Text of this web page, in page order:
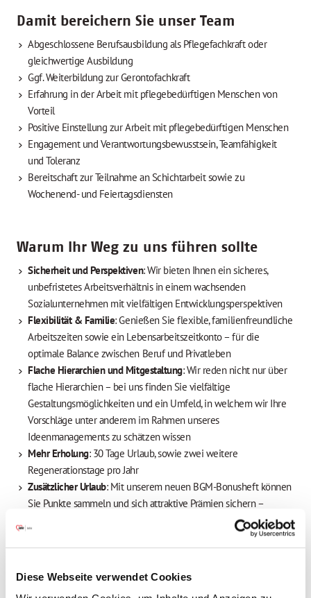
Diese Webseite verwendet Cookies
Damit bereichern Sie unser Team
Abgeschlossene Berufsausbildung als Pflegefachkraft oder
gleichwertige Ausbildung
Ggf. Weiterbildung zur Gerontofachkraft
Erfahrung in der Arbeit mit pflegebedürftigen Menschen von
Vorteil
Positive Einstellung zur Arbeit mit pflegebedürftigen Menschen
Engagement und Verantwortungsbewusstsein, Teamfähigkeit
und Toleranz
Bereitschaft zur Teilnahme an Schichtarbeit sowie zu
Wochenend- und Feiertagsdiensten
Warum Ihr Weg zu uns führen sollte
Sicherheit und Perspektiven: Wir bieten Ihnen ein sicheres,
unbefristetes Arbeitsverhältnis in einem wachsenden
Sozialunternehmen mit vielfältigen Entwicklungsperspektiven
Flexibilität & Familie: Genießen Sie flexible, familienfreundliche
Arbeitszeiten sowie ein Lebensarbeitszeitkonto – für die
optimale Balance zwischen Beruf und Privatleben
Flache Hierarchien und Mitgestaltung: Wir reden nicht nur über
flache Hierarchien – bei uns finden Sie vielfältige
Gestaltungsmöglichkeiten und ein Umfeld, in welchem wir Ihre
Vorschläge unter anderem im Rahmen unseres
Ideenmanagements zu schätzen wissen
Mehr Erholung: 30 Tage Urlaub, sowie zwei weitere
Regenerationstage pro Jahr
Zusätzlicher Urlaub: Mit unserem neuen BGM-Bonusheft können
Sie Punkte sammeln und sich attraktive Prämien sichern –
wahlweise einen zusätzlichen Urlaubstag oder wertvolle
dem TV AWO Bayern, eine Jahressonderzahlung (85 %),